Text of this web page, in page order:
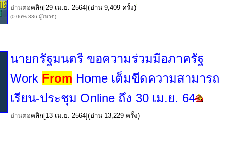
อ่านต่อคลิก[29 เม.ย. 2564](อ่าน 9,409 ครั้ง)
(0.06%-336 ผู้โหวต)
นายกรัฐมนตรี ขอความร่วมมือภาครัฐ
Work From Home เต็มขีดความสามารถ
เรียน-ประชุม Online ถึง 30 เม.ย. 64
อ่านต่อคลิก[13 เม.ย. 2564](อ่าน 13,229 ครั้ง)